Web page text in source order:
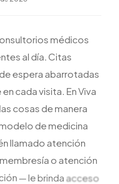
médicos
al día. Citas
de espera abarrotadas
en cadavisita. EnViva
las cosas de manera
de medicina
llamado atención
membresía o atención
— le brindaacceso